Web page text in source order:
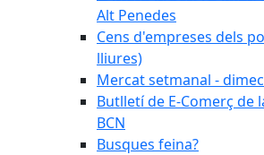
Alt Penedes
Cens d'empreses dels
lliures)
Mercat setmanal -
Butlletí de E-Comerç de
BCN
Busques feina?